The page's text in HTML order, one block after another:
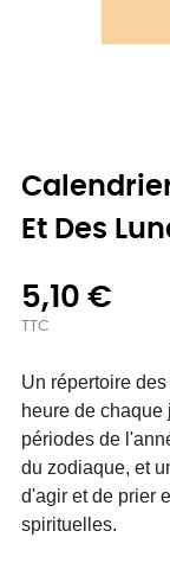
Et Des
5,10 €
TTC
Un répertoire
heure de
périodes de
du zodiaque, et
d'agir et de prier
spirituelles.